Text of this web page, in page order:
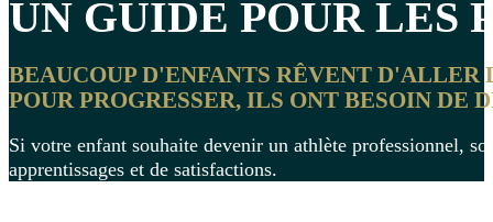
UN GUIDE POUR LES
BEAUCOUP D'ENFANTS RÊVENT D'ALLER
POUR PROGRESSER, ILS ONT BESOIN
Si votre enfant souhaite devenir un athlète professionnel,
apprentissages et de satisfactions.